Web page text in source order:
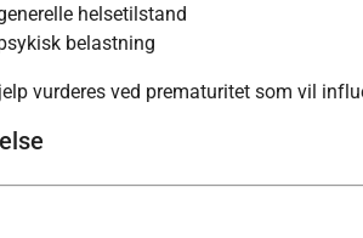
helsetilstand
belastning
vurderes ved prematuritet som vil